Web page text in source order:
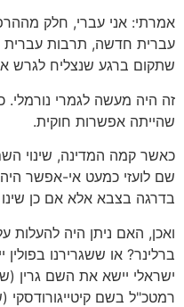
אמרתי: אני עברי, חלק
עברית חדשה, תרבות
שתקום ברגע שנצליח לגרש
זה היה מעשה לגמרי נורמלי.
שהייתה אפשרות חוקית.
כאשר קמה המדינה, שינוי
שם לועזי כמעט אי-אפשר
בדרגה בצבא אלא אם כן
ואכן, האם ניתן היה להעלות
ברלינר? או ששגרירנו
ישראלי יישא את השם גרין
רמטכ"ל בשם